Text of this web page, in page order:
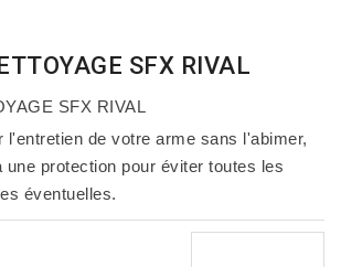
SFX RIVAL
SFX RIVAL
l'entretien de votre arme sans l'abimer,
une protection pour éviter toutes les
éventuelles.